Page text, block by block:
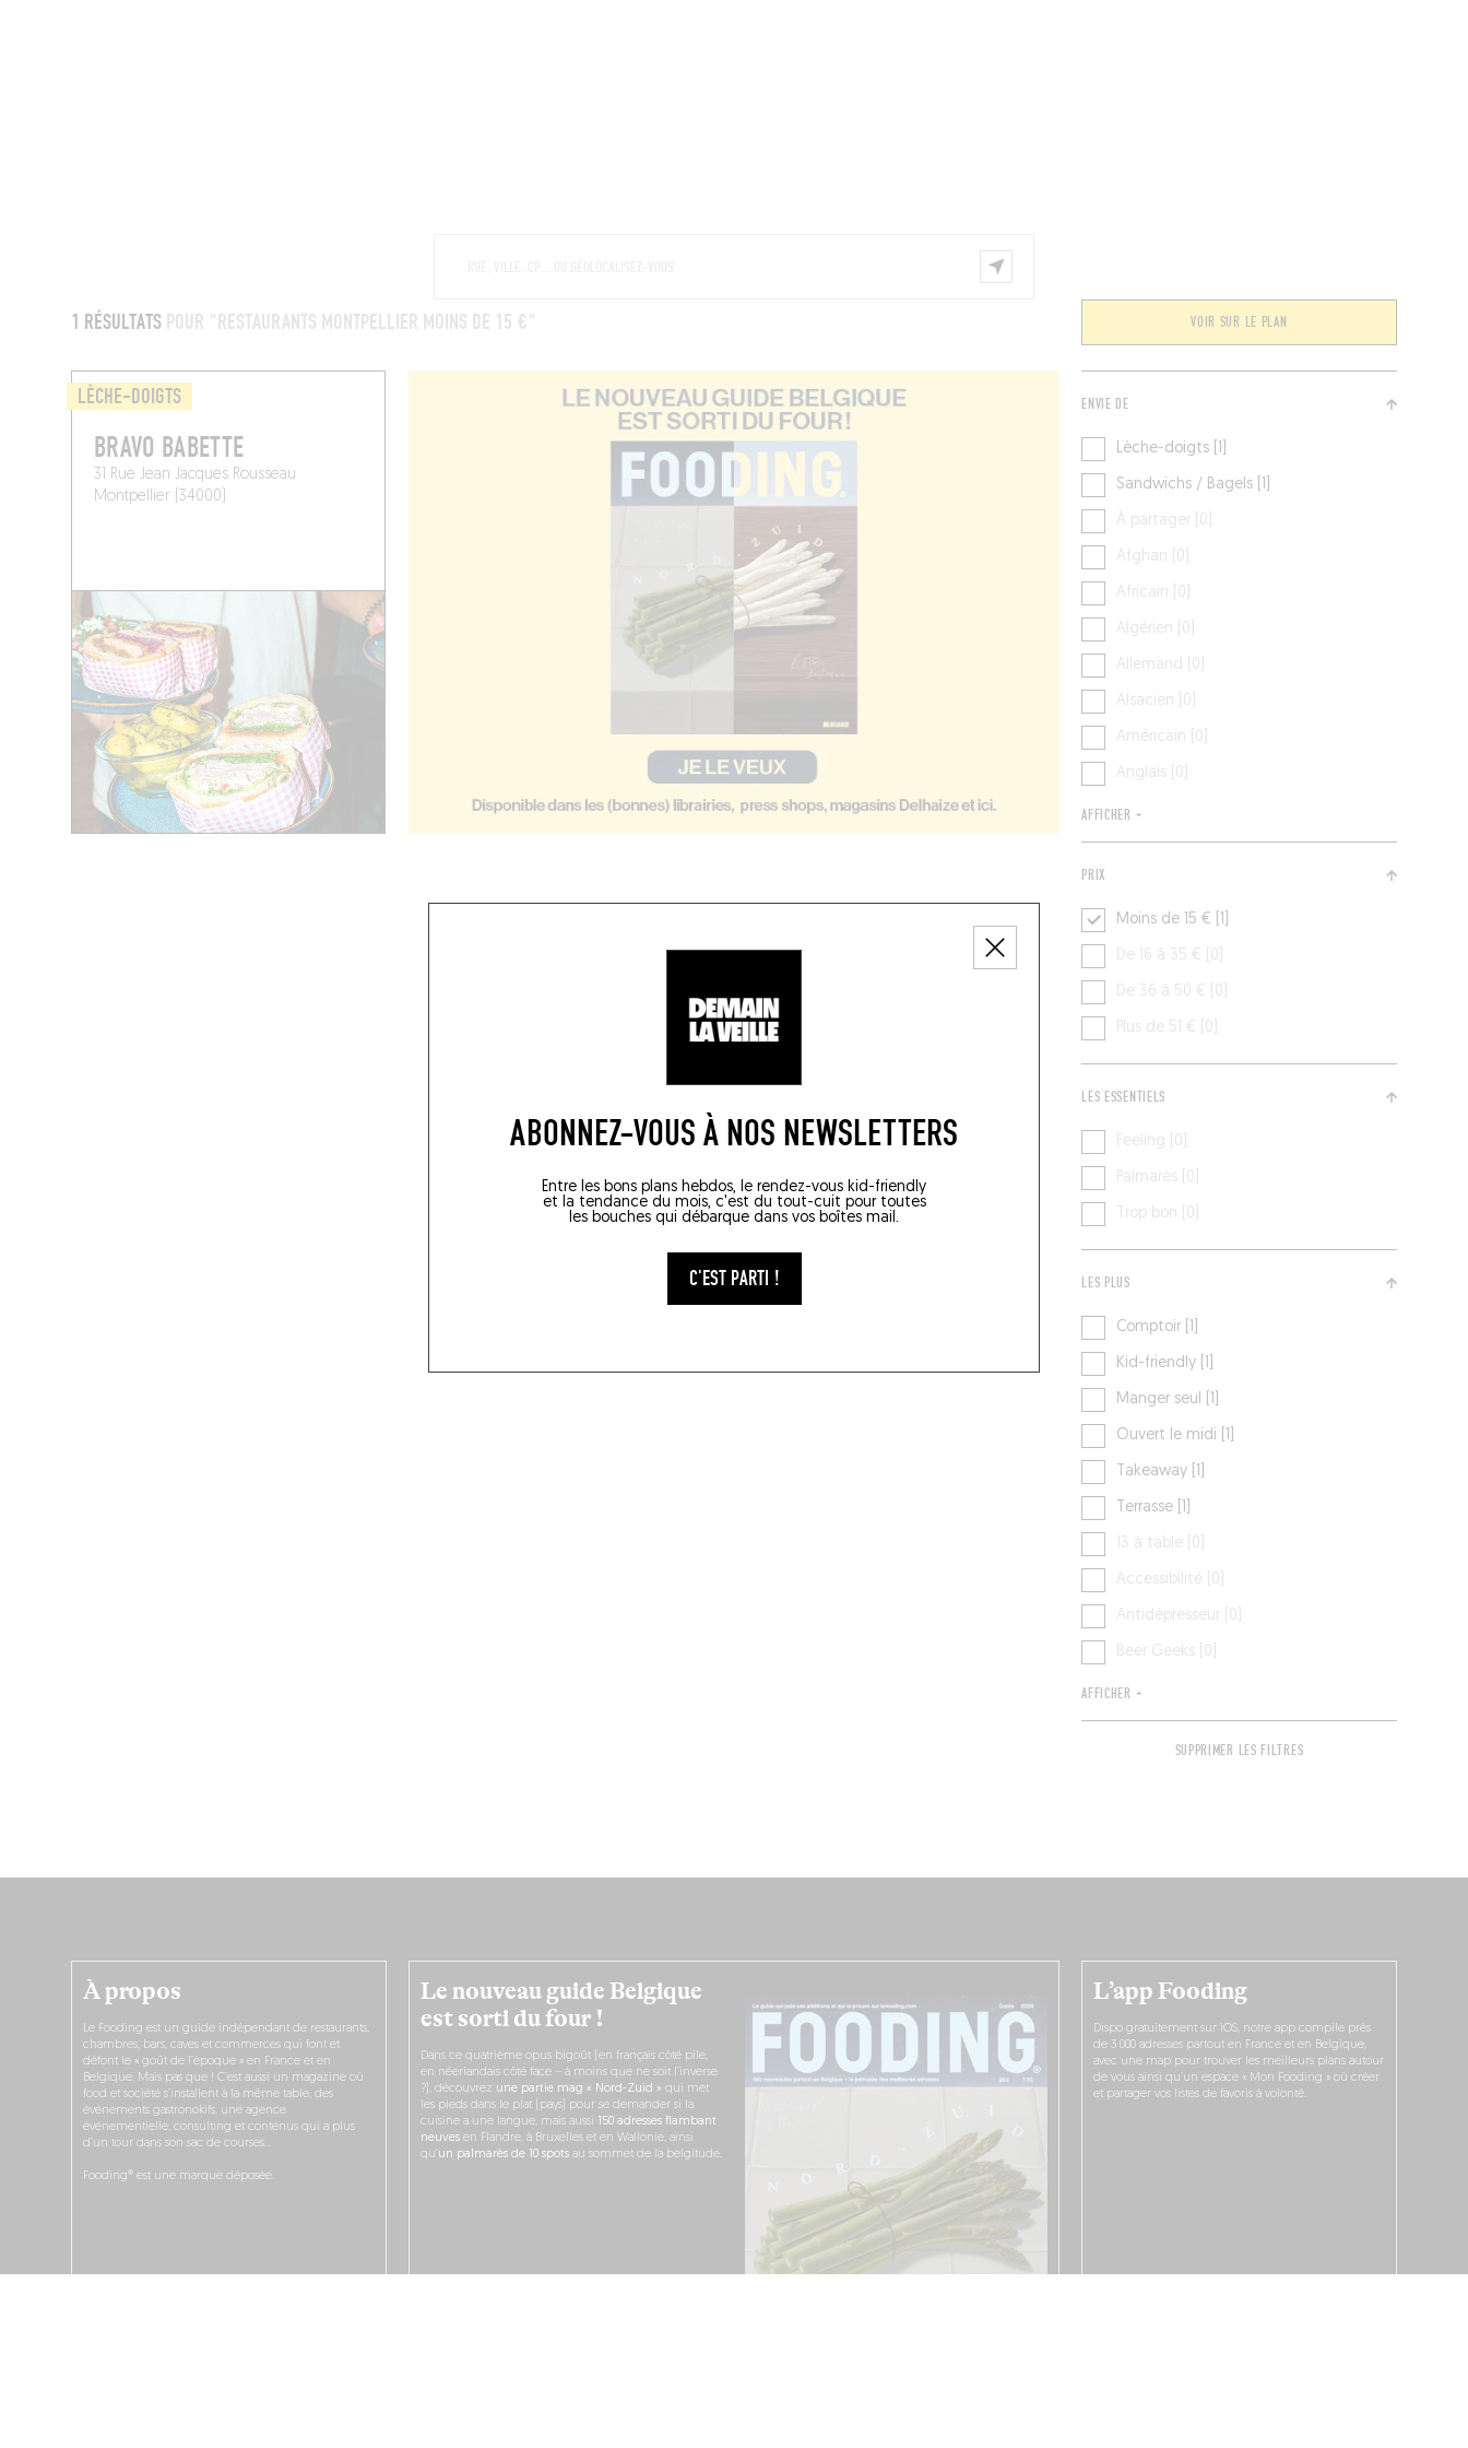
ABONNEZ-VOUS À NOS NEWSLETTERS
Entre les bons plans hebdos, le rendez-vous kid-friendly
et la tendance du mois, c'est du tout-cuit pour toutes
les bouches qui débarque dans vos boîtes mail.
C'EST PARTI !
1 RÉSULTATS POUR "RESTAURANTS MONTPELLIER MOINS DE 15 €" VOIR SUR LE PLAN
LÈCHE-DOIGTS
BRAVO BABETTE
31 Rue Jean Jacques Rousseau
Montpellier (34000)
ENVIE DE
Lèche-doigts [1]
Sandwichs / Bagels [1]
À partager [0]
Afghan [0]
Africain [0]
Algérien [0]
Allemand [0]
Alsacien [0]
Américain [0]
Anglais [0]
AFFICHER +
PRIX
Moins de 15 € [1]
De 16 à 35 € [0]
De 36 à 50 € [0]
Plus de 51 € [0]
LES ESSENTIELS
Feeling [0]
Palmarès [0]
Trop bon [0]
LES PLUS
Comptoir [1]
Kid-friendly [1]
Manger seul [1]
Ouvert le midi [1]
Takeaway [1]
Terrasse [1]
13 à table [0]
Accessibilité [0]
Antidépresseur [0]
Beer Geeks [0]
AFFICHER +
SUPPRIMER LES FILTRES
Le nouveau guide Belgique
est sorti du four !
Dans ce quatrième opus bigoût (en français côté pile,
en néerlandais côté face – à moins que ne soit l’inverse
?), découvrez une partie mag « Nord-Zuid » qui met
les pieds dans le plat (pays) pour se demander si la
cuisine a une langue, mais aussi
150 adresses flambant
neuvesen Flandre, à Bruxelles et en Wallonie, ainsi
qu’ un palmarès de 10 spotsau sommet de la belgitude.
À propos
Le Fooding est un guide indépendant de restaurants,
chambres, bars, caves et commerces qui font et
défont le « goût de l’époque » en France et en
Belgique. Mais pas que ! C’est aussi un magazine où
food et société s’installent à la même table, des
événements gastronokifs, une agence
événementielle, consulting et contenus qui a plus
d’un tour dans son sac de courses…
Fooding® est une marque déposée.
L’app Fooding
Dispo gratuitement sur iOS, notre app compile près
de 3 000 adresses partout en France et en Belgique,
avec une map pour trouver les meilleurs plans autour
de vous ainsi qu’un espace « Mon Fooding » où créer
et partager vos listes de favoris à volonté.